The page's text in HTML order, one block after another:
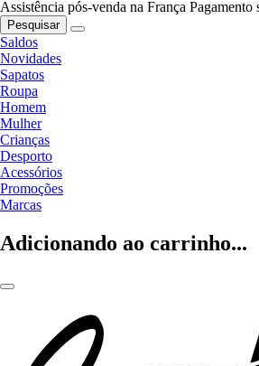
Assistência pós-venda na França Pagamento
Pesquisar
Saldos
Novidades
Sapatos
Roupa
Homem
Mulher
Crianças
Desporto
Acessórios
Promoções
Marcas
Adicionando ao carrinho...